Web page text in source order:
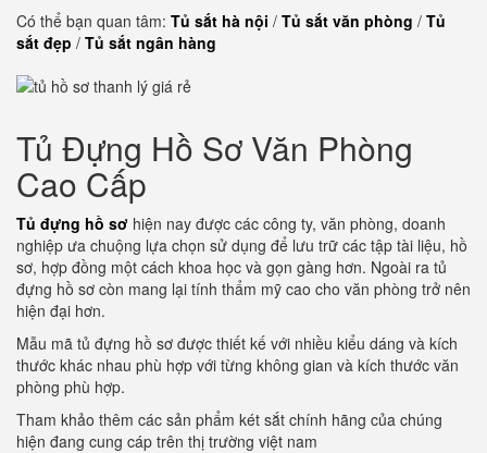
Có thể bạn quan tâm: Tủ sắt hà nội / Tủ sắt văn phòng / Tủ
sắt đẹp / Tủ sắt ngân hàng
Tủ Đựng Hồ Sơ Văn Phòng
Cao Cấp
Tủ đựng hồ sơ hiện nay được các công ty, văn phòng, doanh
nghiệp ưa chuộng lựa chọn sử dụng để lưu trữ các tập tài liệu, hồ
sơ, hợp đồng một cách khoa học và gọn gàng hơn. Ngoài ra tủ
đựng hồ sơ còn mang lại tính thẩm mỹ cao cho văn phòng trở nên
hiện đại hơn.
Mẫu mã tủ đựng hồ sơ được thiết kế với nhiều kiểu dáng và kích
thước khác nhau phù hợp với từng không gian và kích thước văn
phòng phù hợp.
Tham khảo thêm các sản phẩm két sắt chính hãng của chúng
hiện đang cung cáp trên thị trường việt nam